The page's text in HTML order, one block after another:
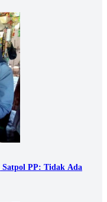
PP: Tidak Ada